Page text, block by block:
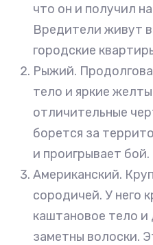
что он и получил
Вредители живут
городские
Рыжий.
тело и яркие
отличительные
борется за
и проигрывает бой.
Американский.
сородичей. У него
каштановое тело и
заметны волоски.